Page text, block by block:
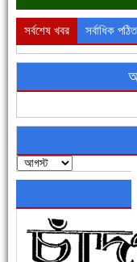
ফরিদগঞ্জের ভূমিহীন ২০
নতুনবাজার ফাঁড়ি পুলিশের
সর্বশেষ খবর সর্বাধিক পঠিত